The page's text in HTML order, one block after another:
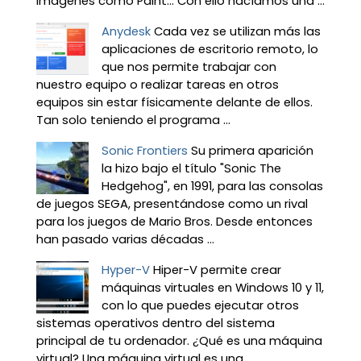
Anydesk Cada vez se utilizan más las
aplicaciones de escritorio remoto, lo
que nos permite trabajar con
nuestro equipo o realizar tareas en otros
equipos sin estar físicamente delante de ellos.
Tan solo teniendo el programa ...
Sonic Frontiers Su primera aparición
la hizo bajo el título "Sonic The
Hedgehog", en 1991, para las consolas
de juegos SEGA, presentándose como un rival
para los juegos de Mario Bros. Desde entonces
han pasado varias décadas ...
Hyper-V Hiper-V permite crear
máquinas virtuales en Windows 10 y 11,
con lo que puedes ejecutar otros
sistemas operativos dentro del sistema
principal de tu ordenador. ¿Qué es una máquina